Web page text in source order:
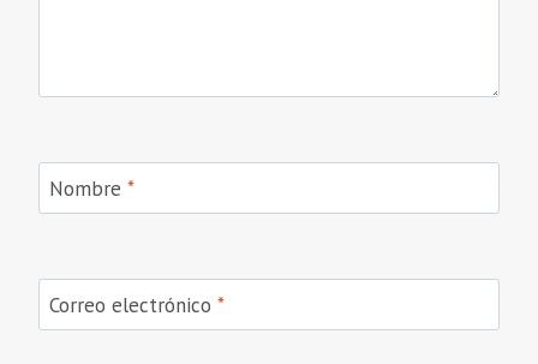
Nombre *
Correo electrónico *